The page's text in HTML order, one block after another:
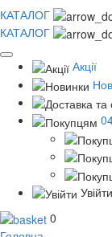
КАТАЛОГ
КАТАЛОГ
Акції
Увійти
0